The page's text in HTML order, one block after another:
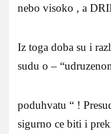
nebo visoko , a
Iz toga doba su i
sudu o –
poduhvatu “ !
sigurno ce biti i